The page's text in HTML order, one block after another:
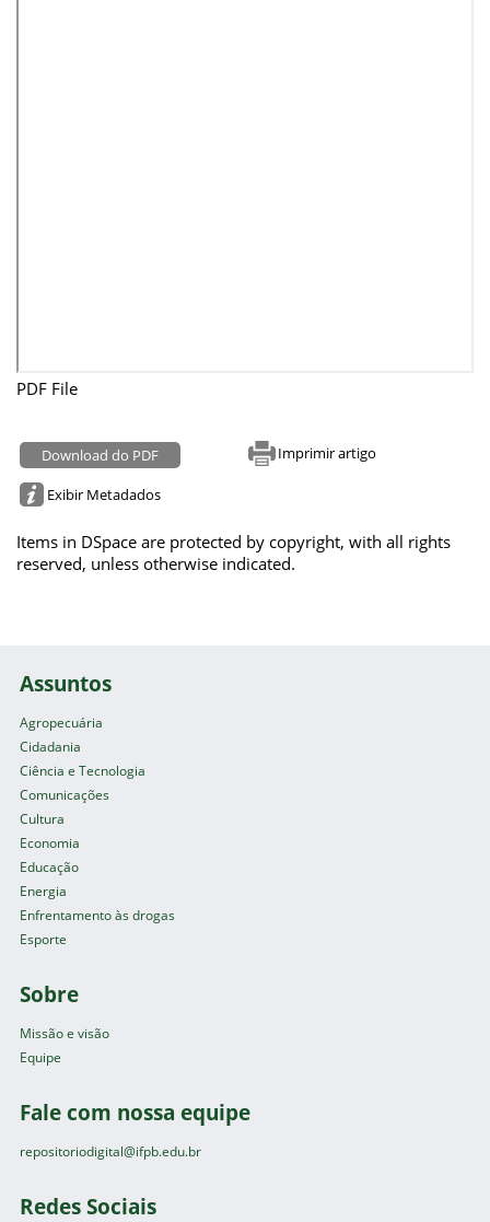
PDF File
Download do PDF Imprimir artigo
Exibir Metadados
Items in DSpace are protected by copyright, with all rights
reserved, unless otherwise indicated.
Assuntos
Agropecuária
Cidadania
Ciência e Tecnologia
Comunicações
Cultura
Economia
Educação
Energia
Enfrentamento às drogas
Esporte
Sobre
Missão e visão
Equipe
Fale com nossa equipe
repositoriodigital@ifpb.edu.br
Redes Sociais